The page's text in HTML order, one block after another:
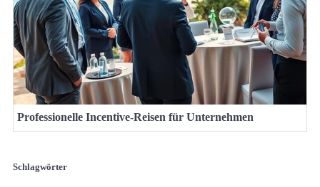
Professionelle Incentive-Reisen für Unternehmen
Schlagwörter